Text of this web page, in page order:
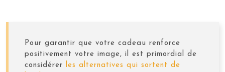
Pour garantir que votre cadeau renforce
positivement votre image, il est primordial de
considérer les alternatives qui sortent de